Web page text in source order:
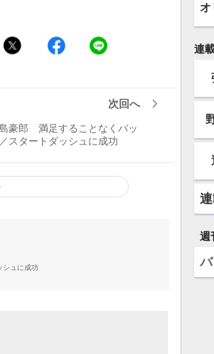
次回へ
豪郎 満足することなくバッ
スタートダッシュに成功
シュに成功
オ
連
週